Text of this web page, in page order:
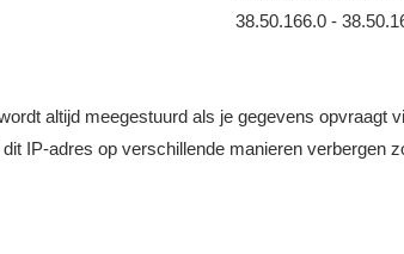
38.50.166.0 -
altijd meegestuurd als je gegevens opvraagt
IP-adres op verschillende manieren verbergen